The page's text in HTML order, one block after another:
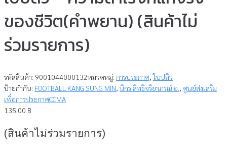
ของชีวิต(คำพยาน) (สินค้าไม่
ร่วมรายการ)
รหัสสินค้า: 9001044000132หมวดหมู่: การประกาศ,ใบปลิว
ป้ายกำกับ: FOOTBALL KANG SUNG MIN, นิกร สิทธิจริยาภรณ์ อ., ศูนย์ส่งเสริม
เพื่อการประกาศCCMA
135.00 ฿
(สินค้าไม่ร่วมรายการ)